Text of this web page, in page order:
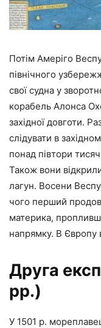
Потім Амеріго
північного
свої судна у
корабель Алонса
західної довготи.
слідувати в
понад півтори
Також вони відкрили
лагун. Восени
чого перший
материка,
напрямку. В Європу
Друга
рр.)
У 1501 р.